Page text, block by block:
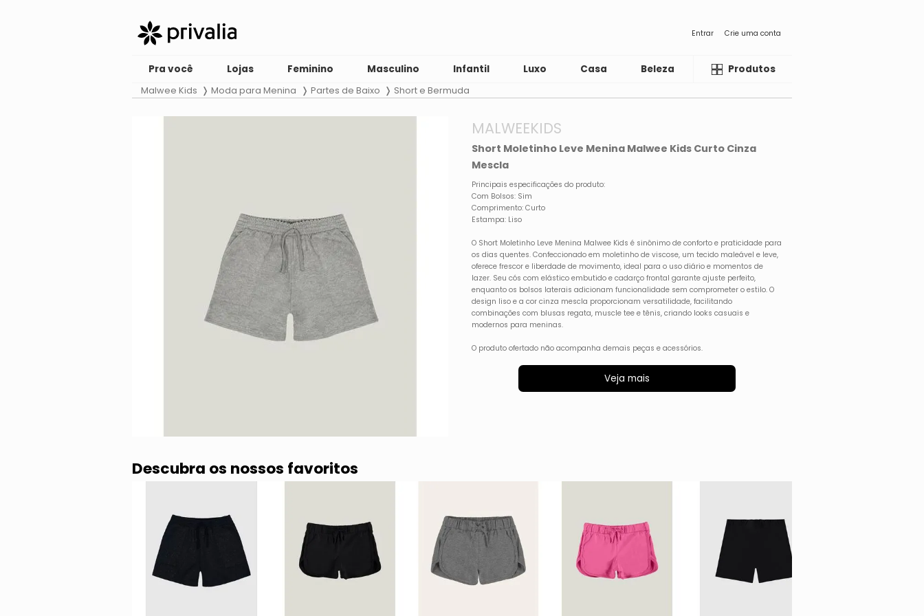
Entrar Crie uma conta
Pra você Lojas Feminino Masculino Infantil Luxo Casa Beleza LiquidaProdutos
Malwee Kids Moda para Menina Partes de Baixo Short e Bermuda
MALWEEKIDS
Short Moletinho Leve Menina Malwee Kids Curto Cinza
Mescla
Principais especificações do produto:
Com Bolsos: Sim
Comprimento: Curto
Estampa: Liso
O Short Moletinho Leve Menina Malwee Kids é sinônimo de conforto e praticidade para
os dias quentes. Confeccionado em moletinho de viscose, um tecido maleável e leve,
oferece frescor e liberdade de movimento, ideal para o uso diário e momentos de
lazer. Seu cós com elástico embutido e cadarço frontal garante ajuste perfeito,
enquanto os bolsos laterais adicionam funcionalidade sem comprometer o estilo. O
design liso e a cor cinza mescla proporcionam versatilidade, facilitando
combinações com blusas regata, muscle tee e tênis, criando looks casuais e
modernos para meninas.
O produto ofertado não acompanha demais peças e acessórios.
Veja mais
Descubra os nossos favoritos